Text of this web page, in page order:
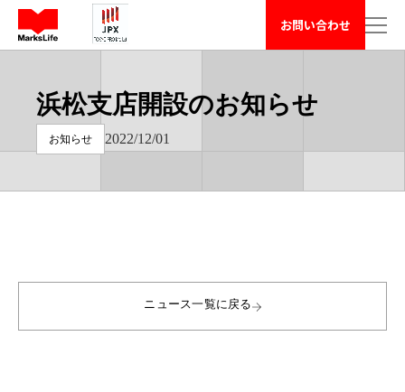
マークスライフ株式会社 - 不動産や周辺の困りごと相談 has
お問い合わせ
浜松支店開設のお知らせ
お知らせ 2022/12/01
ニュース一覧に戻る